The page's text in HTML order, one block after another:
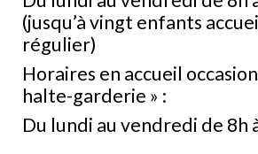
(jusqu’à vingt enfants
régulier)
Horaires en accueil
halte-garderie » :
Du lundi au vendredi de 8h